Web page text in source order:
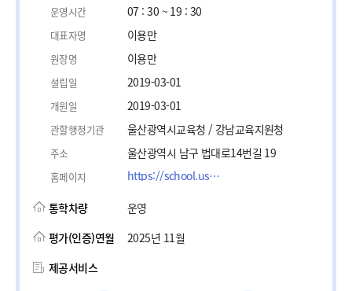
운영시간 07 : 30 ~ 19 : 30
대표자명 이용만
원장명 이용만
설립일 2019-03-01
개원일 2019-03-01
관할행정기관 울산광역시교육청 / 강남교육지원청
주소 울산광역시 남구 법대로14번길 19
홈페이지 https://school.use.go.kr/okseo-e
통학차량
운영
평가(인증)연월
2025년 11월
제공서비스